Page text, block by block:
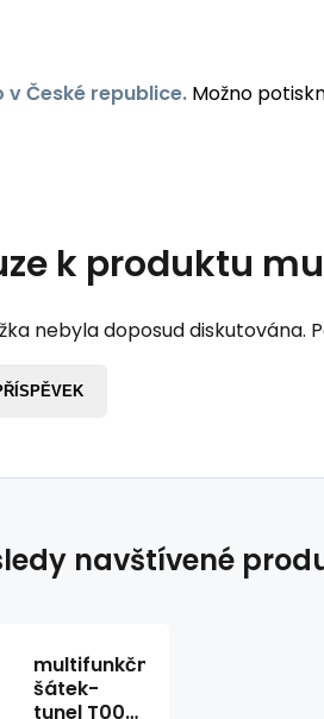
v České republice. Možno
k produktu
nebyla doposud
navštívené
multifunkční
šátek-
tunel T005